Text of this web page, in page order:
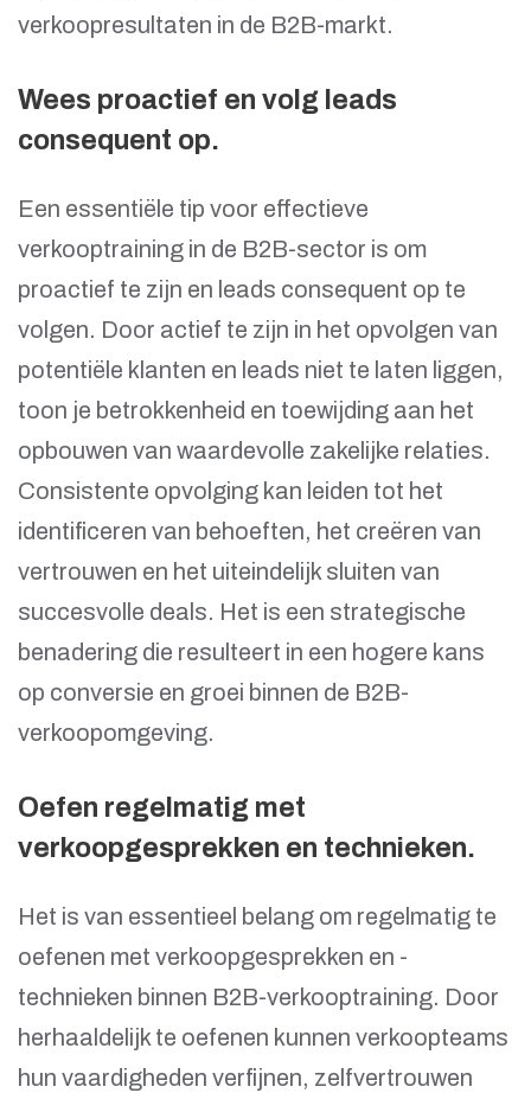
verkoopresultaten in de B2B-markt.
Wees proactief en volg leads
consequent op.
Een essentiële tip voor effectieve
verkooptraining in de B2B-sector is om
proactief te zijn en leads consequent op te
volgen. Door actief te zijn in het opvolgen van
potentiële klanten en leads niet te laten liggen,
toon je betrokkenheid en toewijding aan het
opbouwen van waardevolle zakelijke relaties.
Consistente opvolging kan leiden tot het
identificeren van behoeften, het creëren van
vertrouwen en het uiteindelijk sluiten van
succesvolle deals. Het is een strategische
benadering die resulteert in een hogere kans
op conversie en groei binnen de B2B-
verkoopomgeving.
Oefen regelmatig met
verkoopgesprekken en technieken.
Het is van essentieel belang om regelmatig te
oefenen met verkoopgesprekken en -
technieken binnen B2B-verkooptraining. Door
herhaaldelijk te oefenen kunnen verkoopteams
hun vaardigheden verfijnen, zelfvertrouwen